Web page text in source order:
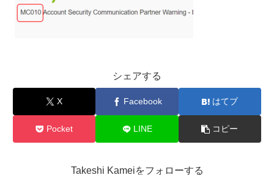
シェアする
X Facebook はてブ
Pocket LINE コピー
Takeshi Kameiをフォローする